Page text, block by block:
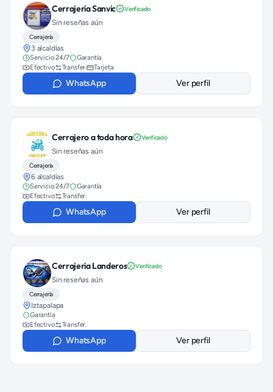
Cerrajería Sanvic Verificado
Sin reseñas aún
Cerrajería
3 alcaldías
Servicio 24/7
Garantía
Efectivo
Transfer. Tarjeta
WhatsApp Ver perfil
Cerrajero a toda hora Verificado
Sin reseñas aún
Cerrajería
6 alcaldías
Servicio 24/7
Garantía
Efectivo
Transfer.
WhatsApp Ver perfil
Cerrajeria Landeros Verificado
Sin reseñas aún
Cerrajería
Iztapalapa
Garantía
Efectivo
Transfer.
WhatsApp Ver perfil